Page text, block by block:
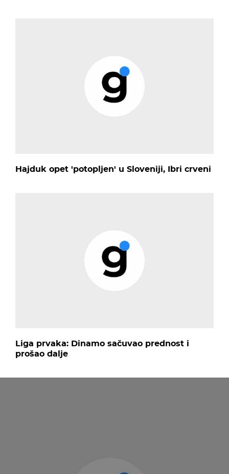
Hajduk opet 'potopljen' u Sloveniji, Ibri crveni
Liga prvaka: Dinamo sačuvao prednost i
prošao dalje